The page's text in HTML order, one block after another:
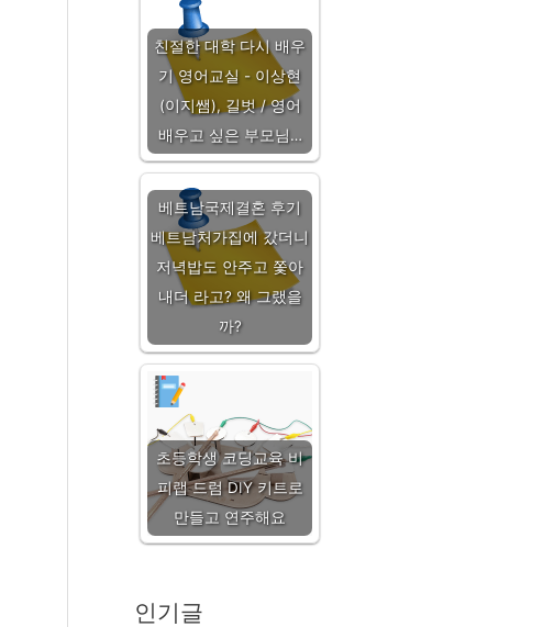
친절한 대학 다시 배우
기 영어교실 - 이상현
(이지쌤), 길벗 / 영어
배우고 싶은 부모님…
베트남국제결혼 후기
베트남처가집에 갔더니
저녁밥도 안주고 쫓아
내더 라고? 왜 그랬을
까?
초등학생 코딩교육 비
피랩 드럼 DIY 키트로
만들고 연주해요
인기글